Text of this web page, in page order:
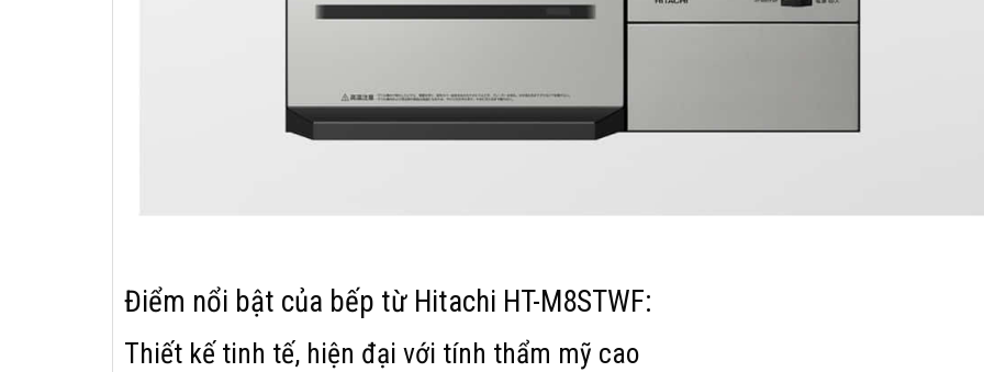
Điểm nổi bật của bếp từ Hitachi HT-M8STWF:
Thiết kế tinh tế, hiện đại với tính thẩm mỹ cao